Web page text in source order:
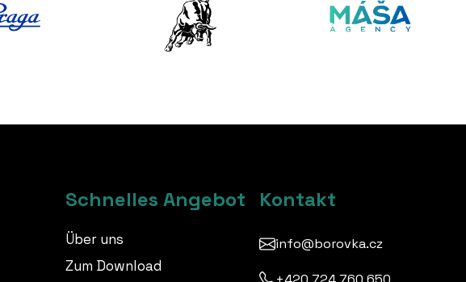
Schnelles Angebot
Über uns
Zum Download
Kontakt
info@borovka.cz